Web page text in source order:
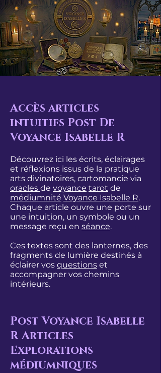
Accès articles
intuitifs Post De
Voyance Isabelle R
Découvrez ici les écrits, éclairages
et réflexions issus de la pratique
arts divinatoires, cartomancie via
oracles de voyance tarot de
médiumnité Voyance Isabelle R.
Chaque article ouvre une porte sur
une intuition, un symbole ou un
message reçu en séance.
Ces textes sont des lanternes, des
fragments de lumière destinés à
éclairer vos questions et
accompagner vos chemins
intérieurs.
Post Voyance Isabelle
R Articles
Explorations
médiumniques